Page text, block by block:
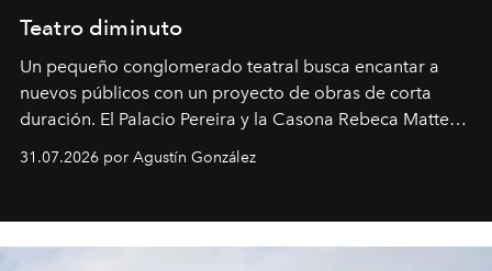
Teatro diminuto
Un pequeño conglomerado teatral busca encantar a
nuevos públicos con un proyecto de obras de corta
duración. El Palacio Pereira y la Casona Rebeca Matte
son algunos de los lugares que han albergado estas
miniobras. Sus puestas en escena son limpias; ponen el
31.07.2026 por Agustín González